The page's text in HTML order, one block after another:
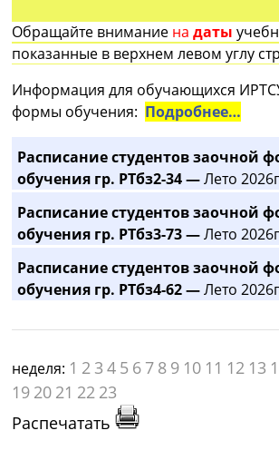
Обращайте внимание на даты
показанные в верхнем левом углу
Информация для обучающихся
формы обучения: Подробнее…
Расписание студентов заочной
обучения гр. РТбз2-34 —Лето 2026г
Расписание студентов заочной
обучения гр. РТбз3-73 —Лето
Расписание студентов заочной
обучения гр. РТбз4-62 —Лето 2026г
неделя: 1 2 3 4 5 6 7 8 9 10 11 12 13
19 20 21 22 23
Распечатать